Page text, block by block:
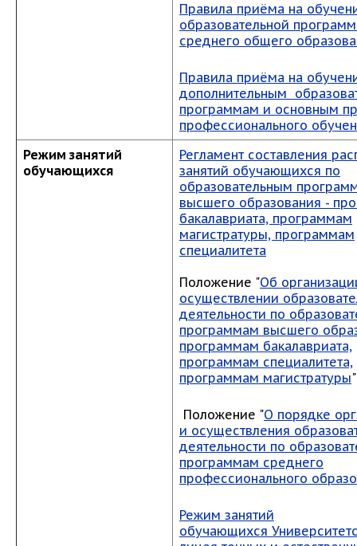
Правила приёма на
образовательной
среднего общего
Правила приёма на
дополнительным
программам и основным
профессионального
Режим занятий
обучающихся
Регламент составления
занятий обучающихся по
образовательным
высшего образования -
бакалавриата, программам
магистратуры, программам
специалитета
Положение "Об
осуществлении
деятельности по
программам высшего
программам бакалавриата,
программам специалитета,
программам магистратуры"
Положение "О порядке
и осуществления
деятельности по
программам среднего
профессионального
Режим занятий
обучающихся